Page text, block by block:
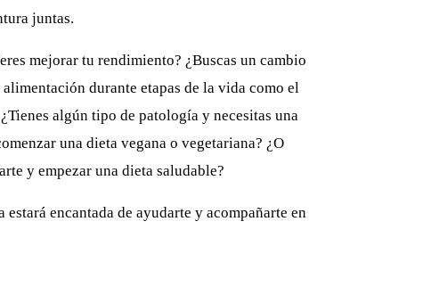
juntas.
mejorar tu rendimiento? ¿Buscas un cambio
durante etapas de la vida como el
algún tipo de patología y necesitas una
una dieta vegana o vegetariana? ¿O
y empezar una dieta saludable?
estará encantada de ayudarte y acompañarte en